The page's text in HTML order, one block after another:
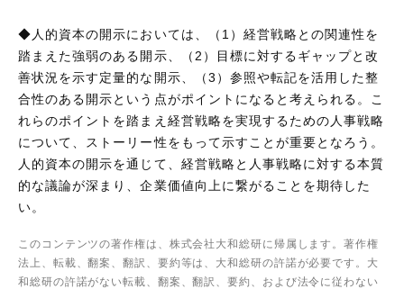
◆人的資本の開示においては、（1）経営戦略との関連性を
踏まえた強弱のある開示、（2）目標に対するギャップと改
善状況を示す定量的な開示、（3）参照や転記を活用した整
合性のある開示という点がポイントになると考えられる。こ
れらのポイントを踏まえ経営戦略を実現するための人事戦略
について、ストーリー性をもって示すことが重要となろう。
人的資本の開示を通じて、経営戦略と人事戦略に対する本質
的な議論が深まり、企業価値向上に繋がることを期待した
い。
このコンテンツの著作権は、株式会社大和総研に帰属します。著作権
法上、転載、翻案、翻訳、要約等は、大和総研の許諾が必要です。大
和総研の許諾がない転載、翻案、翻訳、要約、および法令に従わない